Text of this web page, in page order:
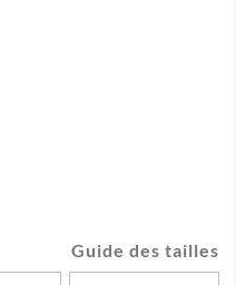
Guide des tailles